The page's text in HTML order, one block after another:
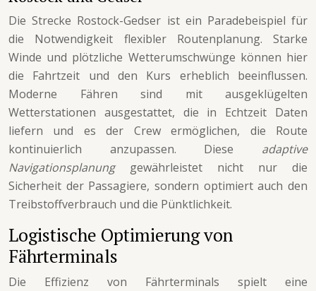
Die Strecke Rostock-Gedser ist ein Paradebeispiel für
die Notwendigkeit flexibler Routenplanung. Starke
Winde und plötzliche Wetterumschwünge können hier
die Fahrtzeit und den Kurs erheblich beeinflussen.
Moderne Fähren sind mit ausgeklügelten
Wetterstationen ausgestattet, die in Echtzeit Daten
liefern und es der Crew ermöglichen, die Route
kontinuierlich anzupassen. Diese adaptive
Navigationsplanung gewährleistet nicht nur die
Sicherheit der Passagiere, sondern optimiert auch den
Treibstoffverbrauch und die Pünktlichkeit.
Logistische Optimierung von
Fährterminals
Die Effizienz von Fährterminals spielt eine